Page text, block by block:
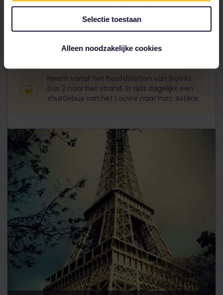
Selectie toestaan
Alleen noodzakelijke cookies
prima plek om de golven op te zoeken en om de
bewonderen. En als je een kick krijgt van adrenaline,
dan voel je je in het Franse themaparkParc Astérix
vol achtbanen en waterbanen zeker op je plek.
Neem vanaf het hoofdstation van Biarritz
bus 2 naar het strand. Er rijdt dagelijks een
shuttlebus van het Louvre naar Parc Astérix.